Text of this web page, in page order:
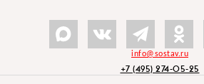
info@sostav.ru
+7 (495) 274-05-25